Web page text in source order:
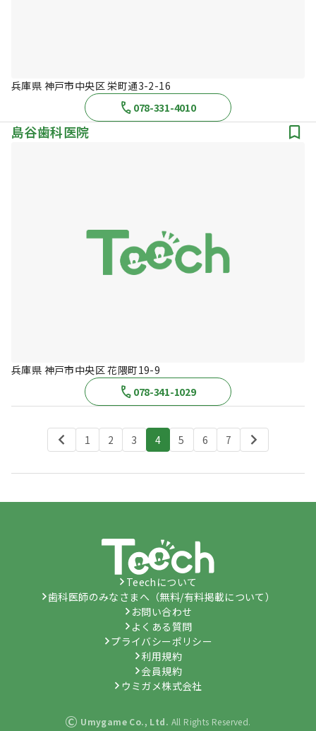
兵庫県 神戸市中央区 栄町通3-2-16
078-331-4010
島谷歯科医院
兵庫県 神戸市中央区 花隈町19-9
078-341-1029
1 2 3 4 5 6 7
Teechについて
歯科医師のみなさまへ（無料/有料掲載について）
お問い合わせ
よくある質問
プライバシーポリシー
利用規約
会員規約
ウミガメ株式会社
© Umygame Co., Ltd. All Rights Reserved.